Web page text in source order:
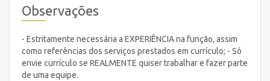
Observações
- Estritamente necessária a EXPERIÊNCIA na função, assim
como referências dos serviços prestados em currí­culo; - Só
envie currí­culo se REALMENTE quiser trabalhar e fazer parte
de uma equipe.